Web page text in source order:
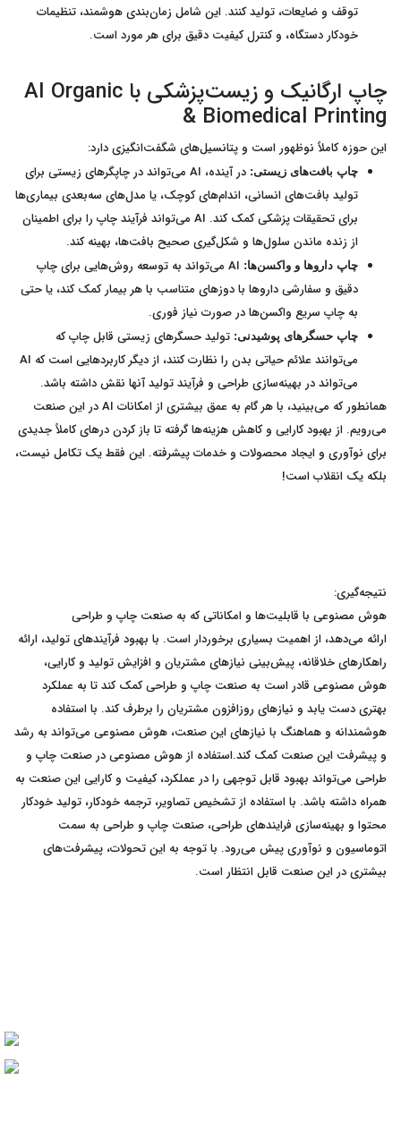
توقف و ضایعات، تولید کنند. این شامل زمان‌بندی هوشمند، تنظیمات
خودکار دستگاه، و کنترل کیفیت دقیق برای هر مورد است.
چاپ ارگانیک و زیست‌پزشکی با AI Organic
& Biomedical Printing
این حوزه کاملاً نوظهور است و پتانسیل‌های شگفت‌انگیزی دارد:
چاپ بافت‌های زیستی:
در آینده، AI می‌تواند در چاپگرهای زیستی برای
تولید بافت‌های انسانی، اندام‌های کوچک، یا مدل‌های سه‌بعدی بیماری‌ها
برای تحقیقات پزشکی کمک کند. AI می‌تواند فرآیند چاپ را برای اطمینان
از زنده ماندن سلول‌ها و شکل‌گیری صحیح بافت‌ها، بهینه کند.
چاپ داروها و واکسن‌ها:
AI می‌تواند به توسعه روش‌هایی برای چاپ
دقیق و سفارشی داروها با دوزهای متناسب با هر بیمار کمک کند، یا حتی
به چاپ سریع واکسن‌ها در صورت نیاز فوری.
چاپ حسگرهای پوشیدنی: تولید حسگرهای زیستی قابل چاپ که
می‌توانند علائم حیاتی بدن را نظارت کنند، از دیگر کاربردهایی است که AI
می‌تواند در بهینه‌سازی طراحی و فرآیند تولید آنها نقش داشته باشد.
همانطور که می‌بینید، با هر گام به عمق بیشتری از امکانات AI در این صنعت
می‌رویم. از بهبود کارایی و کاهش هزینه‌ها گرفته تا باز کردن درهای کاملاً جدیدی
برای نوآوری و ایجاد محصولات و خدمات پیشرفته. این فقط یک تکامل نیست،
بلکه یک انقلاب است!
نتیجه‌گیری:
هوش مصنوعی با قابلیت‌ها و امکاناتی که به صنعت چاپ و طراحی
ارائه می‌دهد، از اهمیت بسیاری برخوردار است. با بهبود فرآیندهای تولید، ارائه
راهکارهای خلاقانه، پیش‌بینی نیازهای مشتریان و افزایش تولید و کارایی،
هوش مصنوعی قادر است به صنعت چاپ و طراحی کمک کند تا به عملکرد
بهتری دست یابد و نیازهای روزافزون مشتریان را برطرف کند. با استفاده
هوشمندانه و هماهنگ با نیازهای این صنعت، هوش مصنوعی می‌تواند به رشد
و پیشرفت این صنعت کمک کند.استفاده از هوش مصنوعی در صنعت چاپ و
طراحی می‌تواند بهبود قابل توجهی را در عملکرد، کیفیت و کارایی این صنعت به
همراه داشته باشد. با استفاده از تشخیص تصاویر، ترجمه خودکار، تولید خودکار
محتوا و بهینه‌سازی فرایندهای طراحی، صنعت چاپ و طراحی به سمت
اتوماسیون و نوآوری پیش می‌رود. با توجه به این تحولات، پیشرفت‌های
بیشتری در این صنعت قابل انتظار است.